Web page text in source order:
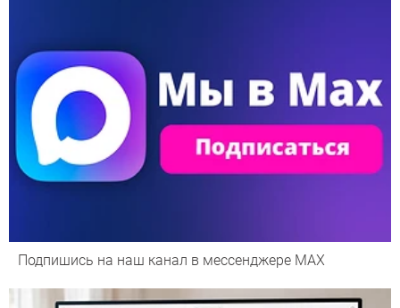
Подпишись на наш канал в мессенджере МАХ